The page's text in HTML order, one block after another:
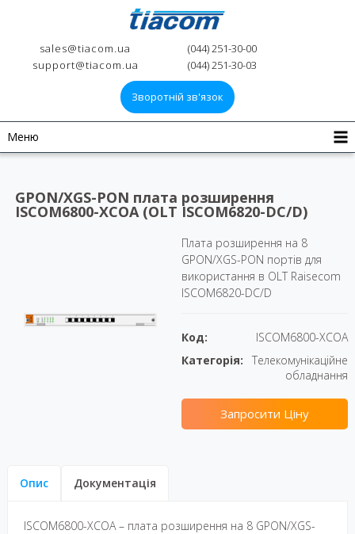
sales@tiacom.ua
support@tiacom.ua
(044) 251-30-00
(044) 251-30-03
Зворотній зв'язок
Меню
GPON/XGS-PON плата розширення
ISCOM6800-XCOA (OLT ISCOM6820-DC/D)
Плата розширення на 8
GPON/XGS-PON портів для
використання в OLT Raisecom
ISCOM6820-DC/D
Код:
ISCOM6800-XCOA
Категорія:
Телекомунікаційне
обладнання
Запросити Ціну
Опис Документація
ISCOM6800-XCOA – плата розширення на 8 GPON/XGS-